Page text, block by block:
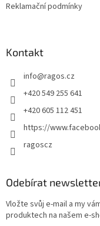
Reklamační podmínky
Kontakt
info@ragos.cz
+420 549 255 641
+420 605 112 451
https://
ragoscz
Odebírat
Vložte svůj e-mail a my
produktech na našem e-